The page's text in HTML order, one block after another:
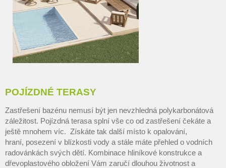
POJÍZDNÉ TERASY
Zastřešení bazénu nemusí být jen nevzhledná polykarbonátová
záležitost. Pojízdná terasa splní vše co od zastřešení čekáte a
ještě mnohem víc. Získáte tak další místo k opalování,
hraní, posezení v blízkosti vody a stále máte přehled o vodních
radovánkách svých dětí. Kombinace hliníkové konstrukce a
dřevoplastového obložení Vám zaručí dlouhou životnost a